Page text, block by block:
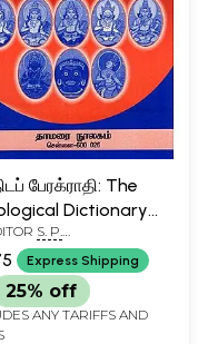
பேரக்ராதி: The
Dictionary
S. P.
Express Shipping
25% off
ANY TARIFFS AND